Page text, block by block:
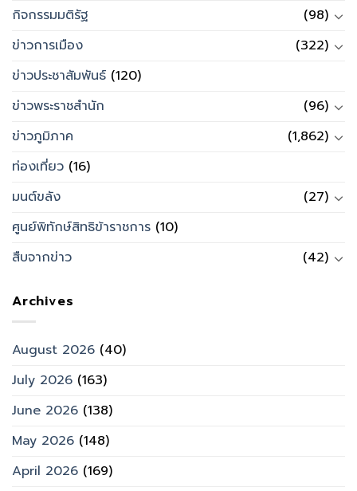
กิจกรรมมติรัฐ
(98)
ข่าวการเมือง
(322)
ข่าวประชาสัมพันธ์ (120)
ข่าวพระราชสำนัก
(96)
ข่าวภูมิภาค
(1,862)
ท่องเที่ยว (16)
มนต์ขลัง
(27)
ศูนย์พิทักษ์สิทธิข้าราชการ (10)
สืบจากข่าว
(42)
Archives
August 2026 (40)
July 2026 (163)
June 2026 (138)
May 2026 (148)
April 2026 (169)